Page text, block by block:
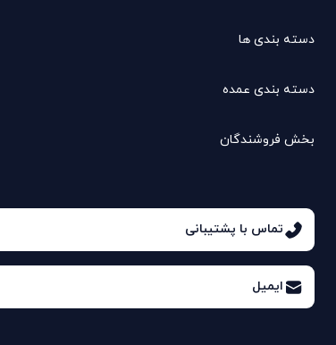
دسته بندی ها
دسته بندی عمده
بخش فروشندگان
تماس با پشتیبانی
ایمیل